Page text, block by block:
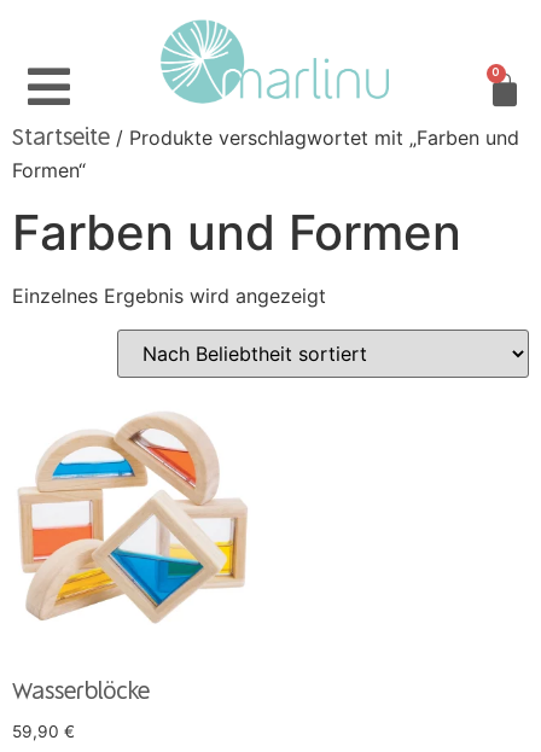
0
Startseite / Produkte verschlagwortet mit „Farben und
Formen“
Farben und Formen
Einzelnes Ergebnis wird angezeigt
Wasserblöcke
59,90 €